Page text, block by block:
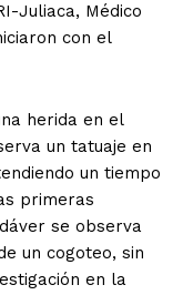
Juliaca, Médico
con el
herida en el
un tatuaje en
un tiempo
primeras
se observa
un cogoteo, sin
en la